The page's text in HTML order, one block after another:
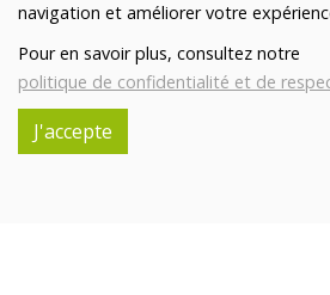
navigation et améliorer votre
Pour en savoir plus, consultez notre
politique de confidentialité et de
J'accepte